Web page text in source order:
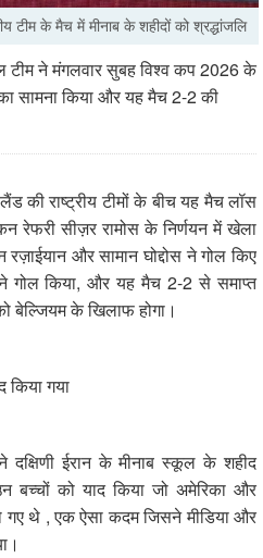
टीम के मैच में मीनाब के शहीदों को श्रद्धांजलि
टीम ने मंगलवार सुबह विश्व कप 2026 के
सामना किया और यह मैच 2-2 की
की राष्ट्रीय टीमों के बीच यह मैच लॉस
रेफरी सीज़र रामोस के निर्णयन में खेला
और सामान घोद्दोस ने गोल किए
किया, और यह मैच 2-2 से समाप्त
के खिलाफ होगा।
किया गया
दक्षिणी ईरान के मीनाब स्कूल के शहीद
बच्चों को याद किया जो अमेरिका और
गए थे , एक ऐसा कदम जिसने मीडिया और